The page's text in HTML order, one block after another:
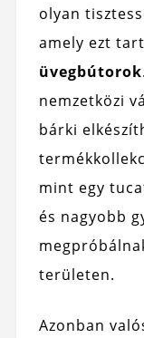
olyan
amely ezt
üvegbútorok
nemzetközi
bárki
mint egy
és nagyobb
területen.
Azonban